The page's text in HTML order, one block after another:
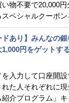
物不要で20,000
ペシャルクーポ
ドあり】みんなの
円をゲットす
入力して口座開
れた人それぞれに
紹介プログラム」